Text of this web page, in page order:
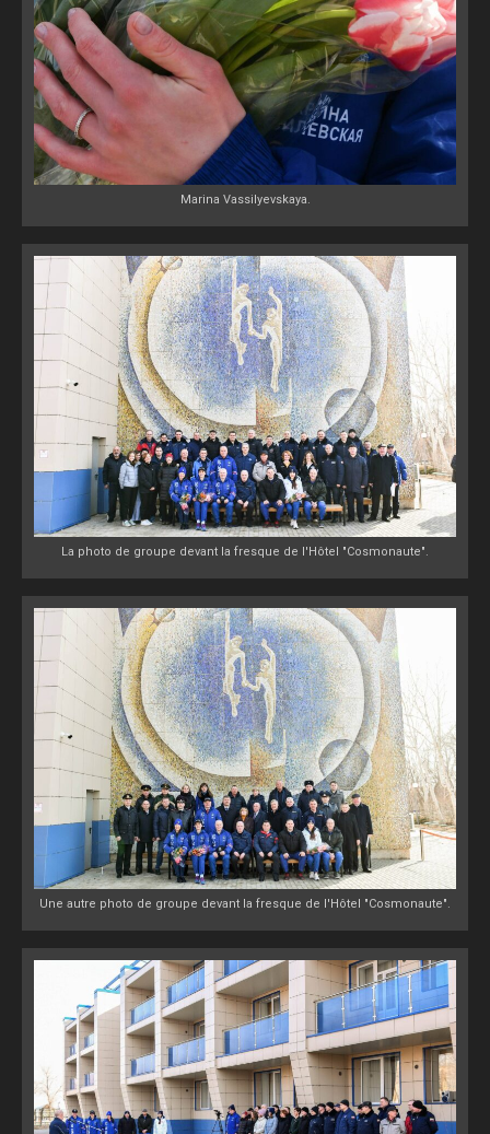
Marina Vassilyevskaya.
La photo de groupe devant la fresque de l'Hôtel "Cosmonaute".
Une autre photo de groupe devant la fresque de l'Hôtel "Cosmonaute".